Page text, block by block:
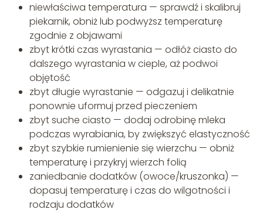
niewłaściwa temperatura — sprawdź i skalibruj
piekarnik, obniż lub podwyższ temperaturę
zgodnie z objawami
zbyt krótki czas wyrastania — odłóż ciasto do
dalszego wyrastania w cieple, aż podwoi
objętość
zbyt długie wyrastanie — odgazuj i delikatnie
ponownie uformuj przed pieczeniem
zbyt suche ciasto — dodaj odrobinę mleka
podczas wyrabiania, by zwiększyć elastyczność
zbyt szybkie rumienienie się wierzchu — obniż
temperaturę i przykryj wierzch folią
zaniedbanie dodatków (owoce/kruszonka) —
dopasuj temperaturę i czas do wilgotności i
rodzaju dodatków